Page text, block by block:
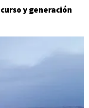
y generación